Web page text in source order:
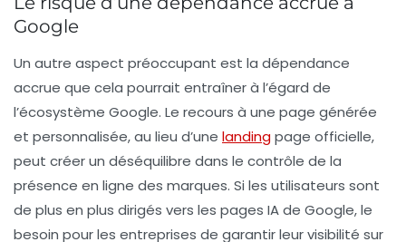
Google
Un autre aspect préoccupant est la dépendance
accrue que cela pourrait entraîner à l’égard de
l’écosystème Google. Le recours à une page générée
et personnalisée, au lieu d’une landingpage officielle,
peut créer un déséquilibre dans le contrôle de la
présence en ligne des marques. Si les utilisateurs sont
de plus en plus dirigés vers les pages IA de Google, le
besoin pour les entreprises de garantir leur visibilité sur